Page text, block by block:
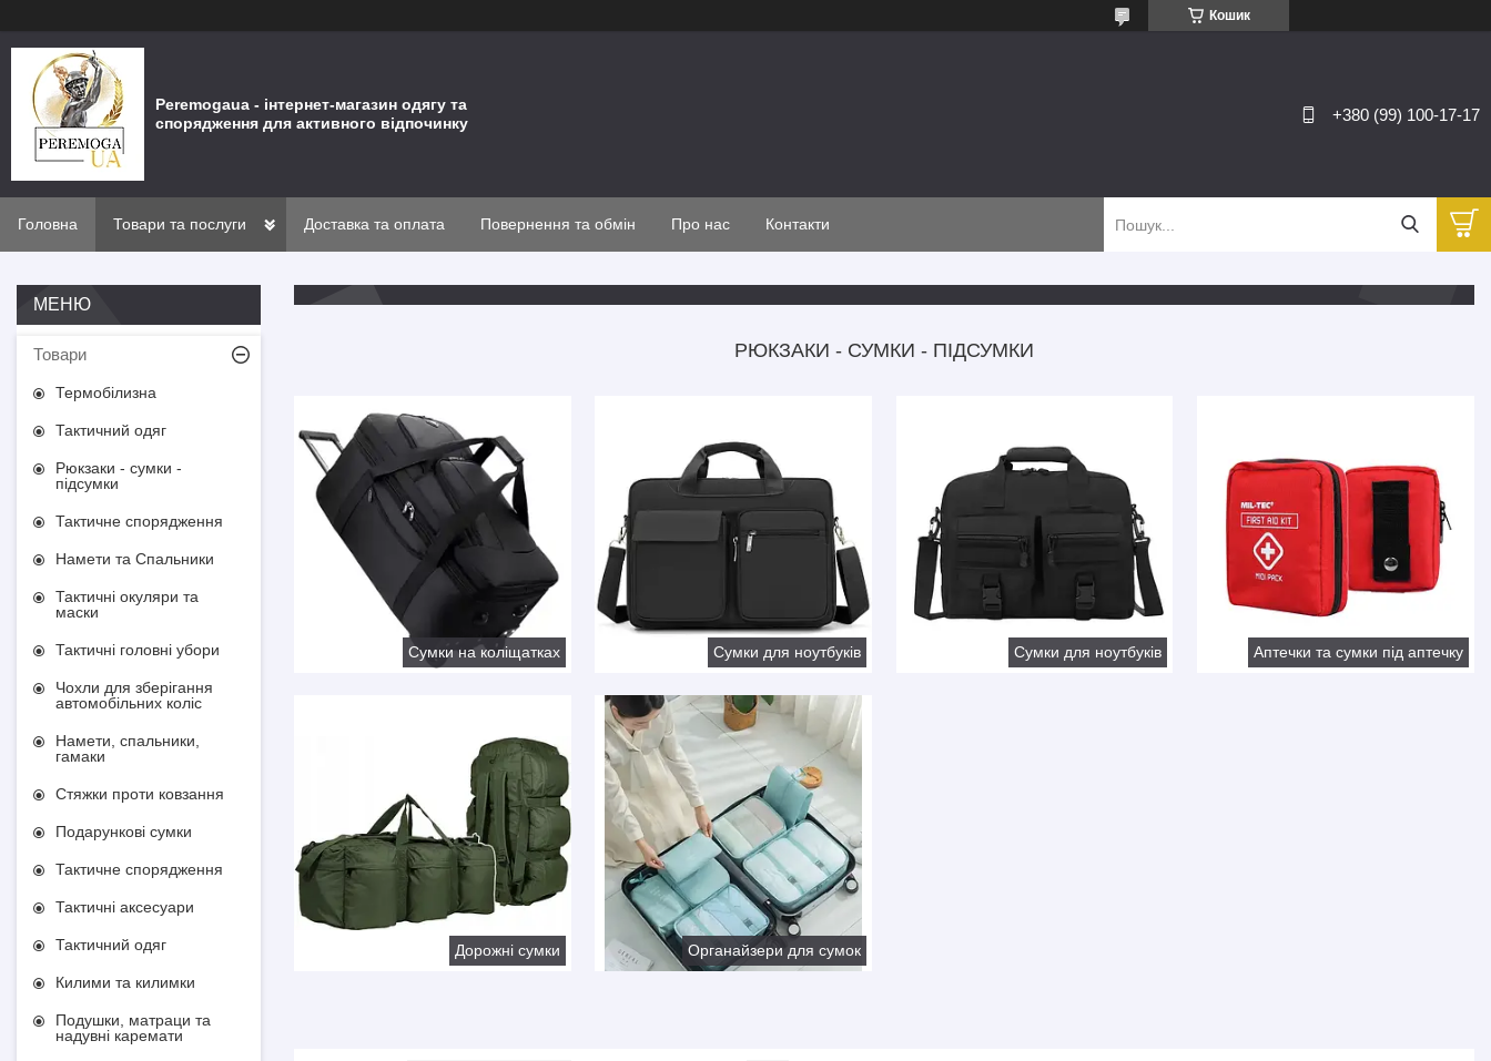
Кошик
Peremogaua - інтернет-магазин одягу та
спорядження для активного відпочинку
+380 (99) 100-17-17
Головна Товари та послуги Доставка та оплата Повернення та обмін Про нас Контакти
РЮКЗАКИ - СУМКИ - ПІДСУМКИ
Сумки на коліщатках Сумки для ноутбуків Сумки для ноутбуків Аптечки та сумки під аптечку
Дорожні сумки Органайзери для сумок
Товари
Термобілизна
Тактичний одяг
Рюкзаки - сумки -
підсумки
Тактичне спорядження
Намети та Спальники
Тактичні окуляри та
маски
Тактичні головні убори
Чохли для зберігання
автомобільних коліс
Намети, спальники,
гамаки
Стяжки проти ковзання
Подарункові сумки
Тактичне спорядження
Тактичні аксесуари
Тактичний одяг
Килими та килимки
Подушки, матраци та
надувні каремати